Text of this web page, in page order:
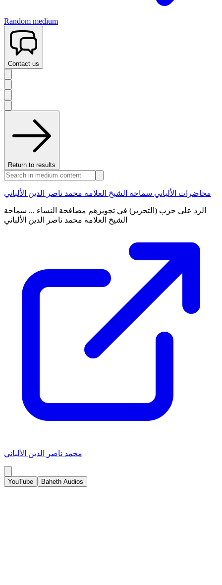
Random medium
Contact us
Return to results
محاضرات الألباني سماحة الشيخ العلامة محمد ناصر الدين الألباني
الرد على حزب (التحرير) في تجويزهم مصافحة النساء ... سماحة
الشيخ العلامة محمد ناصر الدين الألباني
محمد ناصر الدين الألباني
YouTube Baheth Audios